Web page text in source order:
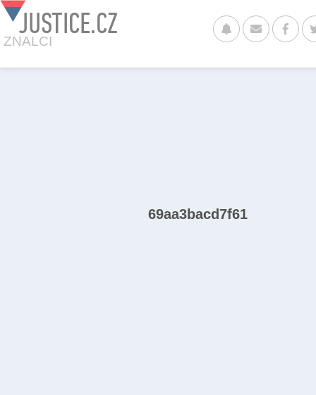
JUSTICE.CZ
ZNALCI
69aa3bacd7f61